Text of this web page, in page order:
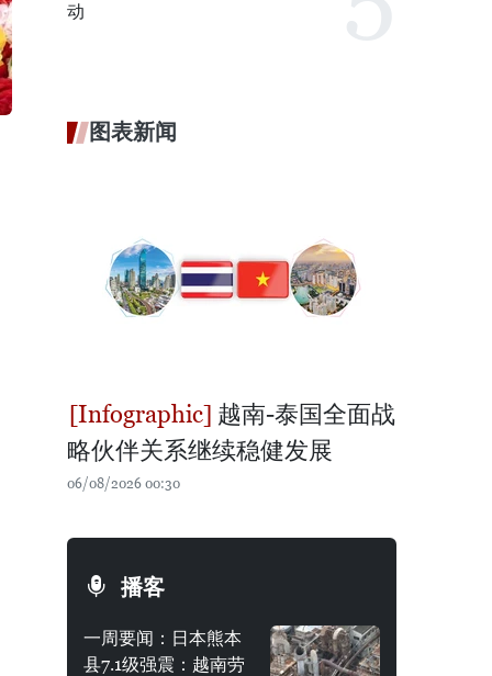
动
图表新闻
越南-泰国全面战
略伙伴关系继续稳健发展
06/08/2026 00:30
播客
一周要闻：日本熊本
县7.1级强震：越南劳